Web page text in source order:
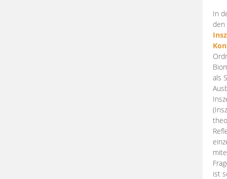
In
den
als
ist